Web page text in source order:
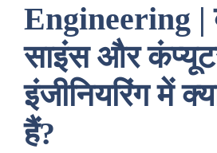
Engineering |
साइंस और
इंजीनियरिंग में
हैं?